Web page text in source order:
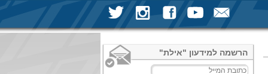
הרשמה למידעון "אילת"